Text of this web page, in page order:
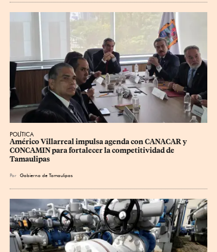
POLÍTICA
Américo Villarreal impulsa agenda con CANACAR y
CONCAMIN para fortalecer la competitividad de
Tamaulipas
Por Gobierno de Tamaulipas